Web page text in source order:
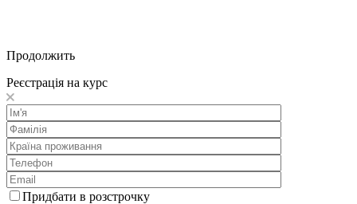
Продолжить
Реєстрація на курс
Придбати в розстрочку